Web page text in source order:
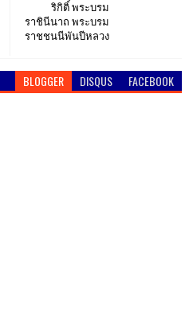
ริกิติ์ พระบรม
ราชินีนาถ พระบรม
ราชชนนีพันปีหลวง
BLOGGER DISQUS FACEBOOK